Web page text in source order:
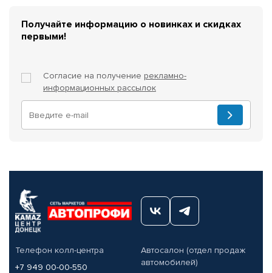
Получайте информацию о новинках и скидках
первыми!
Согласие на получение рекламно-
информационных рассылок
Телефон колл-центра
+7 949 00-00-550
Автосалон (отдел продаж
автомобилей)